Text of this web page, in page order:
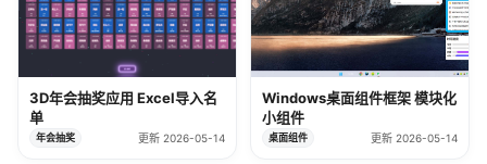
3D年会抽奖应用 Excel导入名
单
年会抽奖 更新 2026-05-14
Windows桌面组件框架 模块化
小组件
桌面组件 更新 2026-05-14